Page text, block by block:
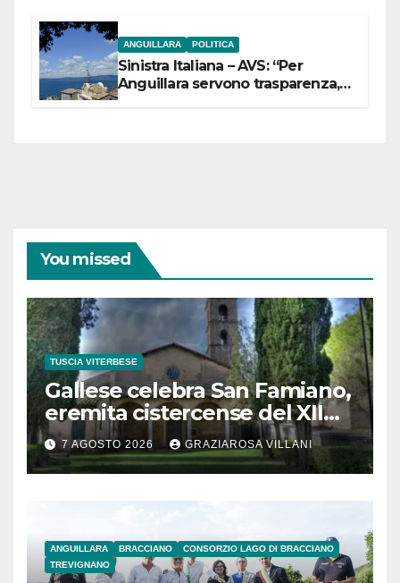
ANGUILLARA POLITICA
Sinistra Italiana – AVS: “Per
Anguillara servono trasparenza,
You missed
TUSCIA VITERBESE
Gallese celebra San Famiano,
eremita cistercense del XII
secolo
7 AGOSTO 2026 GRAZIAROSA VILLANI
ANGUILLARA BRACCIANO
CONSORZIO LAGO DI BRACCIANO
TREVIGNANO